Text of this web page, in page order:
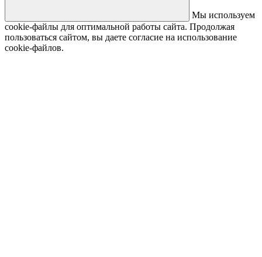
Мы используем
cookie-файлы для оптимальной работы сайта. Продолжая
пользоваться сайтом, вы даете согласие на использование
cookie-файлов.